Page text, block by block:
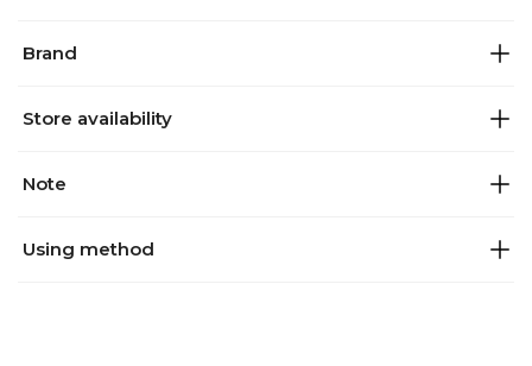
Brand
Store availability
Note
Using method